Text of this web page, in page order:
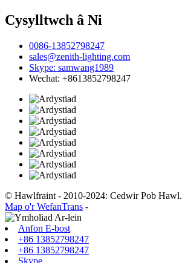
Cysylltwch â Ni
0086-13852798247
sales@zenith-lighting.com
Skype: samwang1989
Wechat: +8613852798247
© Hawlfraint - 2010-2024: Cedwir Pob Hawl.
Map o'r WefanTrans -
Anfon E-bost
+86 13852798247
+86 13852798247
Skype